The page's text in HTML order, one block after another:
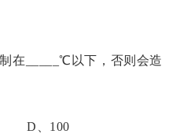
在_____℃以下，否则会造
、100